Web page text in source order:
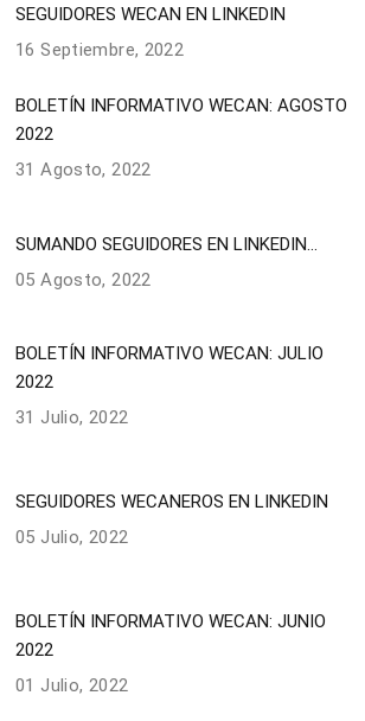
SEGUIDORES WECAN EN LINKEDIN
16 Septiembre, 2022
BOLETÍN INFORMATIVO WECAN: AGOSTO
2022
31 Agosto, 2022
SUMANDO SEGUIDORES EN LINKEDIN...
05 Agosto, 2022
BOLETÍN INFORMATIVO WECAN: JULIO
2022
31 Julio, 2022
SEGUIDORES WECANEROS EN LINKEDIN
05 Julio, 2022
BOLETÍN INFORMATIVO WECAN: JUNIO
2022
01 Julio, 2022